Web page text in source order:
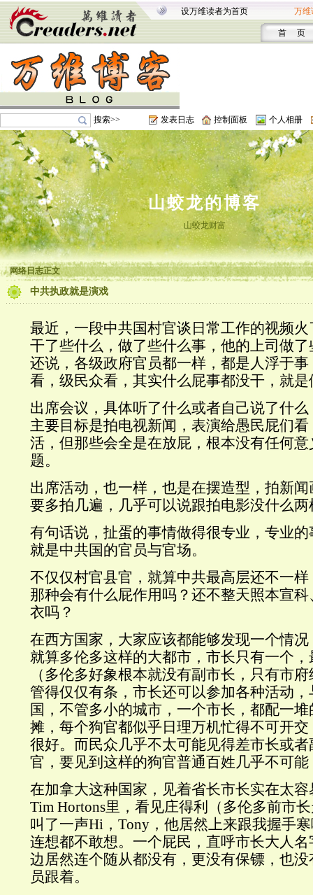
设万维读者为首页 万维
首 页
搜索>> 发表日志 控制面板 个人相册
山蛟龙的博客
山蛟龙财富
网络日志正文
中共执政就是演戏
最近，一段中共国村官谈日常工作的视频
干了些什么，做了些什么事，他的上司做
还说，各级政府官员都一样，都是人浮于
看，级民众看，其实什么屁事都没干，就
出席会议，具体听了什么或者自己说了什
主要目标是拍电视新闻，表演给愚民屁们
活，但那些会全是在放屁，根本没有任何
题。
出席活动，也一样，也是在摆造型，拍新
要多拍几遍，几乎可以说跟拍电影没什么两
有句话说，扯蛋的事情做得很专业，专业
就是中共国的官员与官场。
不仅仅村官县官，就算中共最高层还不一
那种会有什么屁作用吗？还不整天照本宣
衣吗？
在西方国家，大家应该都能够发现一个情
就算多伦多这样的大都市，市长只有一个
（多伦多好象根本就没有副市长，只有市
管得仅仅有条，市长还可以参加各种活动
国，不管多小的城市，一个市长，都配一
摊，每个狗官都似乎日理万机忙得不可开
很好。而民众几乎不太可能见得差市长或
官，要见到这样的狗官普通百姓几乎不可
在加拿大这种国家，见着省长市长实在太
Tim Hortons里，看见庄得利（多伦多前市
叫了一声Hi，Tony，他居然上来跟我握手
连想都不敢想。一个屁民，直呼市长大人
边居然连个随从都没有，更没有保镖，也
员跟着。